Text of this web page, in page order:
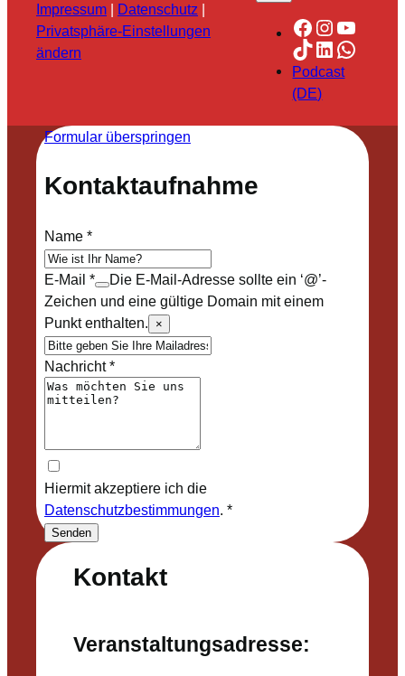
Impressum | Datenschutz |
Privatsphäre-Einstellungen
ändern
Facebook
TikTok
LinkedIn
Podcast
(DE)
Kontakt
Veranstaltungsadresse:
Formular überspringen
Kontaktaufnahme
Name*
E-Mail *
Die E-Mail-Adresse sollte ein ‘@’-
Zeichen und eine gültige Domain mit einem
Punkt enthalten.
×
Nachricht*
Hiermit akzeptiere ich die
Datenschutzbestimmungen. *
Senden